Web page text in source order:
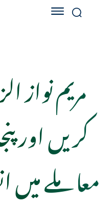
مریم نواز
کریں اور
معاملے میں